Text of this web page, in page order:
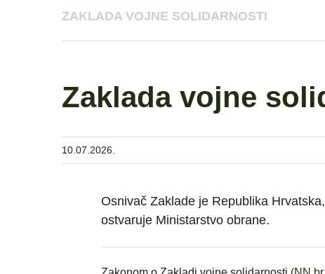
ZAKLADA VOJNE SOLIDARNOSTI
Zaklada vojne
10.07.2026.
Osnivač Zaklade je Republika
ostvaruje Ministarstvo obrane.